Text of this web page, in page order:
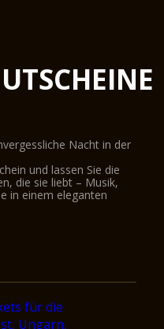
Nacht in der
und lassen Sie die
die sie liebt – Musik,
in einem eleganten